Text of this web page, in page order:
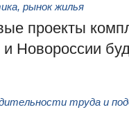
рынок жилья
проекты
Новороссии
труда и